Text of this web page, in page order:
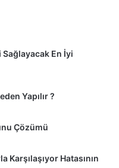
En İyi
Yapılır ?
Çözümü
Hatasının